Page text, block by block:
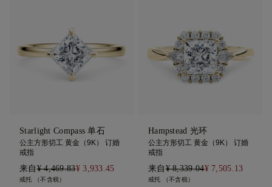
Starlight Compass 单石
公主方形切工 黄金（9K） 订婚
戒指
来自¥ 4,469.83¥ 3,933.45
戒托 （不含税）
Hampstead 光环
公主方形切工 黄金（9K） 订婚
戒指
来自¥ 8,339.04¥ 7,505.13
戒托 （不含税）